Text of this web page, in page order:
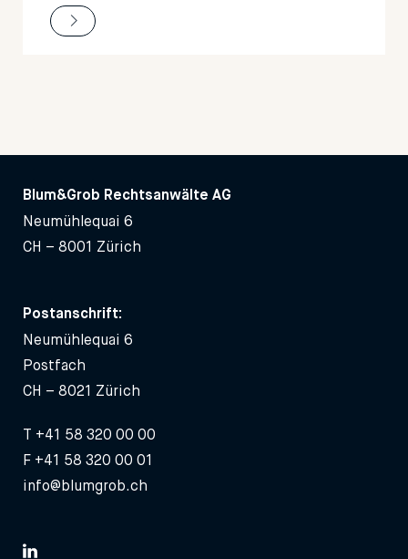
Blum&Grob Rechtsanwälte AG
Neumühlequai 6
CH – 8001 Zürich
Postanschrift:
Neumühlequai 6
Postfach
CH – 8021 Zürich
T +41 58 320 00 00
F +41 58 320 00 01
info@blumgrob.ch